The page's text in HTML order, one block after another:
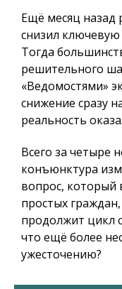
Ещё месяц назад
снизил ключевую
Тогда
решительного
«Ведомостями»
снижение сразу
реальность
Всего за четыре
конъюнктура
вопрос, который
простых
продолжит цикл
что ещё более
ужесточению?